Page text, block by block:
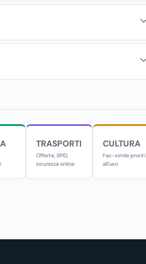
TRASPORTI
Offerte, SPID,
sicurezza online
CULTURA
Fac-simile pronti
all'uso